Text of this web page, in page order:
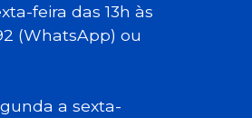
feira das 13h às
(WhatsApp) ou
a sexta-